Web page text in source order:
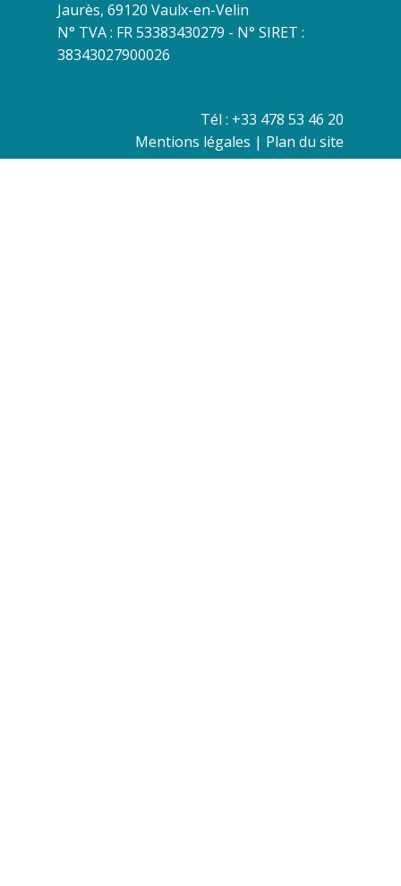
Jaurès, 69120 Vaulx-en-Velin
N° TVA : FR 53383430279 - N° SIRET :
38343027900026
Tél : +33 478 53 46 20
Mentions légales | Plan du site